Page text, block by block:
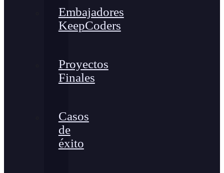
Embajadores
KeepCoders
Proyectos
Finales
Casos
de
éxito